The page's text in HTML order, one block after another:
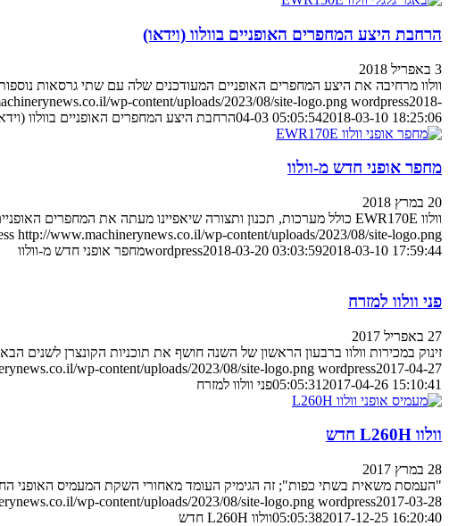
הרחבת היצע המחפרים האופניים בוולוו (וידאו)
3 באפריל 2018
וולוו מרחיבה את היצע המחפרים האופניים המעודכנים שלה עם שתי גרסאות
wp-content/uploads/2023/08/site-logo.png wordpress2018-
04-03 05:05:542018-03-10 18:25:06 הרחבת היצע המחפרים האופניים בוולוו
מחפר אופני חדש מ-וולוו
20 במרץ 2018
וולוו EWR170E כולל מערכות, תכנון ותצורה שיאפיינו מעתה את המחפרים האופניים העתידיים של היצרנית. נעים להכיר
http://www.machinerynews.co.il/wp-content/uploads/2023/08/site-logo.png
wordpress2018-03-20 03:03:592018-03-10 17:59:44 מחפר אופני חדש מ-וולוו
פני וולוו למזרח
27 באפריל 2017
זינוק במכירות וולוו ברבעון הראשון של השנה חושף את תוכניות הקונצרן לשנים
wp-content/uploads/2023/08/site-logo.png wordpress2017-04-27
05:05:31 2017-04-26 15:10:41 פני וולוו למזרח
וולוו L260H חדש
28 במרץ 2017
"העמסת משאית בשתי כפות"; זה הגימיק העומד מאחורי השקת המעמיס האופני
wp-content/uploads/2023/08/site-logo.png wordpress2017-03-28
05:05:382017-12-25 16:20:40 וולוו L260H חדש